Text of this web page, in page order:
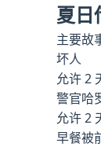
夏日
主要故
坏人
允许 2
警官哈
允许 2
早餐被